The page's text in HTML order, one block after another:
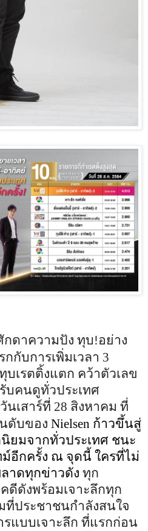
ดาความปัง ทุบ!อย่าง
กกับการเพิ่มเวลา 3
บเรตติ้งแตก คว้าตัวเลข
บคนดูทั่วประเทศ
นเสาร์ที่ 28 สิงหาคม ที่
ดับของ Nielsen ก้าวขึ้นสู่
ยมจากทั่วประเทศ ชนะ
ม์อีกครั้ง ณ จุดนี้ ใครที่ไม่
าดทุกข่าวดัง ทุก
ดีดังพร้อมเจาะลึกทุก
ที่ประชาชนกำลังสนใจ
แบบเจาะลึก ที่แรกก่อน